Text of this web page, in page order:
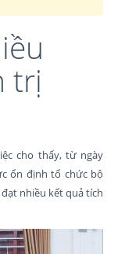
trị
cho thấy, từ ngày
ổn định tổ chức bộ
nhiều kết quả tích